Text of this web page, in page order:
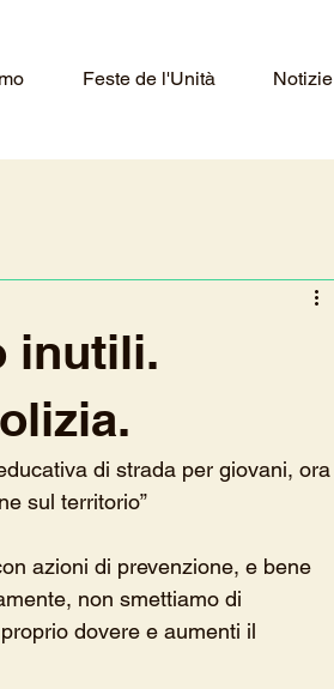
Feste de l'Unità Notizie
inutili.
di strada per giovani, ora
sul territorio”
azioni di prevenzione, e bene
non smettiamo di
dovere e aumenti il